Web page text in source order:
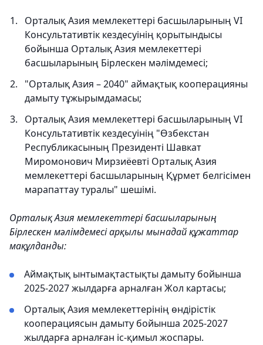
Орталық Азия мемлекеттері басшыларының VI
Консультативтік кездесуінің қорытындысы
бойынша Орталық Азия мемлекеттері
басшыларының Бірлескен мәлімдемесі;
"Орталық Азия – 2040" аймақтық кооперацияны
дамыту тұжырымдамасы;
Орталық Азия мемлекеттері басшыларының VI
Консультативтік кездесуінің "Өзбекстан
Республикасының Президенті Шавкат
Миромонович Мирзиёевті Орталық Азия
мемлекеттері басшыларының Құрмет белгісімен
марапаттау туралы" шешімі.
Орталық Азия мемлекеттері басшыларының
Бірлескен мәлімдемесі арқылы мынадай құжаттар
мақұлданды:
Аймақтық ынтымақтастықты дамыту бойынша
2025-2027 жылдарға арналған Жол картасы;
Орталық Азия мемлекеттерінің өндірістік
кооперациясын дамыту бойынша 2025-2027
жылдарға арналған іс-қимыл жоспары.